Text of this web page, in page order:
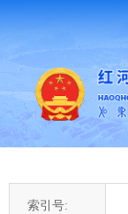
索引号: